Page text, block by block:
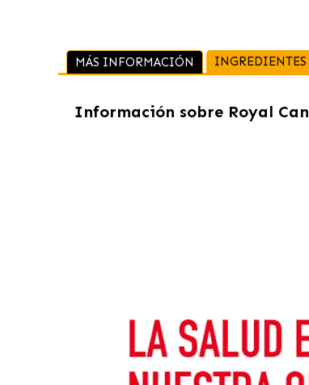
MÁS INFORMACIÓN INGREDIENTES
Información sobre Royal